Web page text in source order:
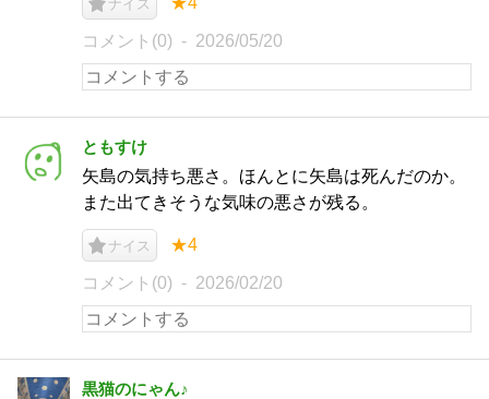
ナイス
コメント(0) 2026/05/20
ともすけ
矢島の気持ち悪さ。ほんとに矢島は死んだのか。
また出てきそうな気味の悪さが残る。
ナイス ★4
コメント(0) 2026/02/20
黒猫のにゃん♪